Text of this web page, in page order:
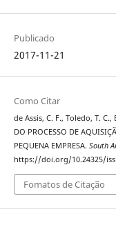
Publicado
2017-11-21
Como Citar
de Assis, C. F., Toledo, T. C.,
DO PROCESSO DE
PEQUENA EMPRESA. South
https://doi.org/10.24325/
Fomatos de Citação